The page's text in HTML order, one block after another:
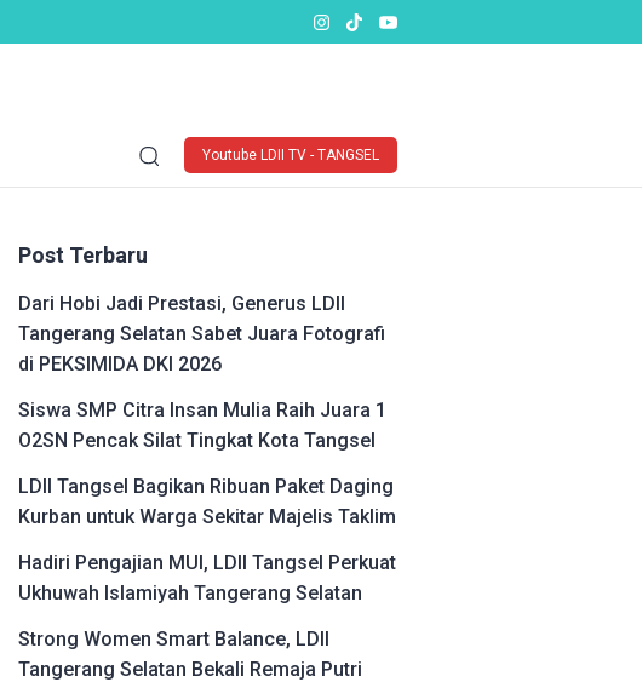
Youtube LDII TV - TANGSEL
Post Terbaru
Dari Hobi Jadi Prestasi, Generus LDII
Tangerang Selatan Sabet Juara Fotografi
di PEKSIMIDA DKI 2026
Siswa SMP Citra Insan Mulia Raih Juara 1
O2SN Pencak Silat Tingkat Kota Tangsel
LDII Tangsel Bagikan Ribuan Paket Daging
Kurban untuk Warga Sekitar Majelis Taklim
Hadiri Pengajian MUI, LDII Tangsel Perkuat
Ukhuwah Islamiyah Tangerang Selatan
Strong Women Smart Balance, LDII
Tangerang Selatan Bekali Remaja Putri